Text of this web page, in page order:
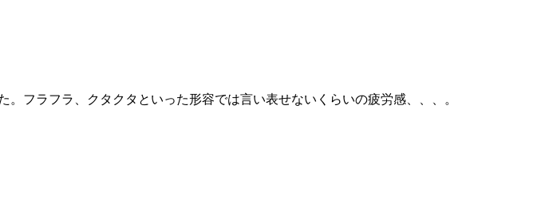
フラフラ、クタクタといった形容では言い表せないくらいの疲労感、、、。